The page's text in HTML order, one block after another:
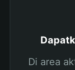
Di area